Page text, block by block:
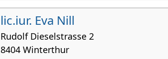
lic.iur. Eva Nill
Rudolf Dieselstrasse 2
8404 Winterthur